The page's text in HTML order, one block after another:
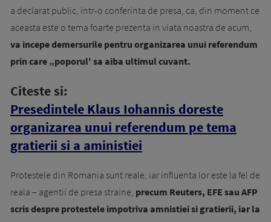
a declarat public, intr-o conferinta de presa, ca, din moment ce
aceasta este o tema foarte prezenta in viata noastra de acum,
va incepe demersurile pentru organizarea unui referendum
prin care „poporul' sa aiba ultimul cuvant.
Citeste si:
Presedintele Klaus Iohannis doreste
organizarea unui referendum pe tema
gratierii si a aministiei
Protestele din Romania sunt reale, iar influenta lor este la fel de
reala – agentii de presa straine, precum Reuters, EFE sau AFP
scris despre protestele impotriva amnistiei si gratierii, iar la